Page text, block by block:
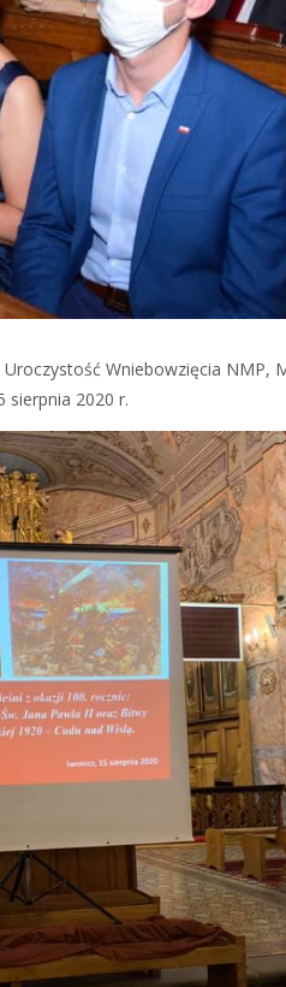
Uroczystość Wniebowzięcia NMP,
sierpnia 2020 r.